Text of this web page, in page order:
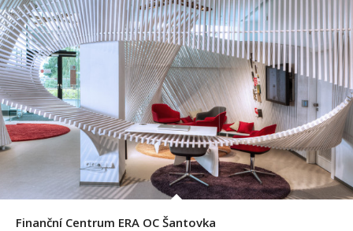
Finanční Centrum ERA OC Šantovka